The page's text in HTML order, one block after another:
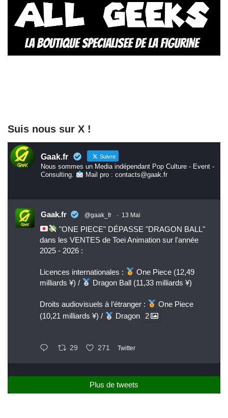
Suis nous sur X !
Gaak.fr Suivre
Nous sommes un Media indépendant Pop Culture - Event -
Consulting.
Mail pro : contacts@gaak.fr
Gaak.fr @gaak_fr · 13 Mai
"ONE PIECE" DÉPASSE "DRAGON BALL"
dans les VENTES de Toei Animation sur l'année
2025 - 2026 :
Licences internationales :
One Piece (12,49
milliards ¥) /
Dragon Ball (11,33 milliards ¥)
Droits audiovisuels à l’étranger :
One Piece
(10,21 milliards ¥) /
Dragon 2
29 271 Twitter
Plus de tweets